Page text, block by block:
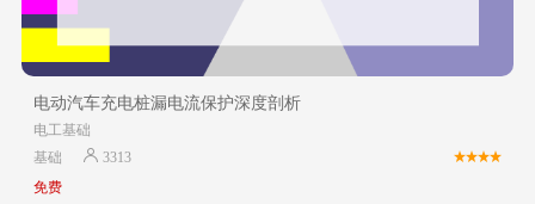
电动汽车充电桩漏电流保护深度剖析
电工基础
基础
3313
免费